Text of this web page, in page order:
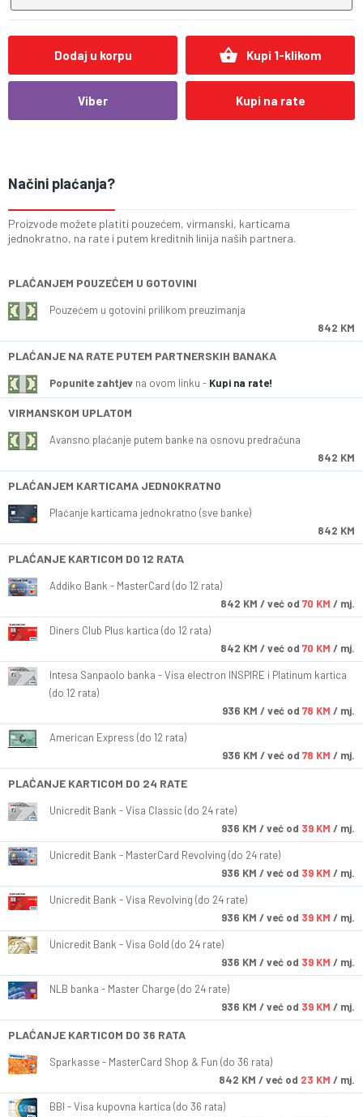
Dodaj u korpu shopping_basket Kupi 1-klikom
Viber Kupi na rate
Načini plaćanja?
Proizvode možete platiti pouzećem, virmanski, karticama
jednokratno, na rate i putem kreditnih linija naših partnera.
PLAĆANJEM POUZEĆEM U GOTOVINI
Pouzećem u gotovini prilikom preuzimanja
842 KM
PLAĆANJE NA RATE PUTEM PARTNERSKIH BANAKA
Popunite zahtjev na ovom linku - Kupi na rate!
VIRMANSKOM UPLATOM
Avansno plaćanje putem banke na osnovu predračuna
842 KM
PLAĆANJEM KARTICAMA JEDNOKRATNO
Plaćanje karticama jednokratno (sve banke)
842 KM
PLAĆANJE KARTICOM DO 12 RATA
Addiko Bank - MasterCard (do 12 rata)
842 KM / već od 70 KM / mj.
Diners Club Plus kartica (do 12 rata)
842 KM / već od 70 KM / mj.
Intesa Sanpaolo banka - Visa electron INSPIRE i Platinum kartica
(do 12 rata)
936 KM / već od 78 KM / mj.
American Express (do 12 rata)
936 KM / već od 78 KM / mj.
PLAĆANJE KARTICOM DO 24 RATE
Unicredit Bank - Visa Classic (do 24 rate)
936 KM / već od 39 KM / mj.
Unicredit Bank - MasterCard Revolving (do 24 rate)
936 KM / već od 39 KM / mj.
Unicredit Bank - Visa Revolving (do 24 rate)
936 KM / već od 39 KM / mj.
Unicredit Bank - Visa Gold (do 24 rate)
936 KM / već od 39 KM / mj.
NLB banka - Master Charge (do 24 rate)
936 KM / već od 39 KM / mj.
PLAĆANJE KARTICOM DO 36 RATA
Sparkasse - MasterCard Shop & Fun (do 36 rata)
842 KM / već od 23 KM / mj.
BBI - Visa kupovna kartica (do 36 rata)